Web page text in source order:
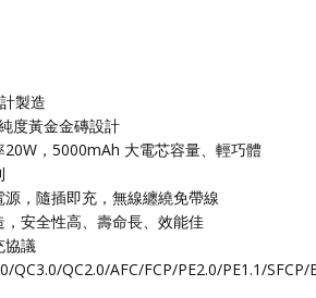
製造
度黃金金磚設計
20W，5000mAh 大電芯容量、輕巧體
，隨插即充，無線纏繞免帶線
，安全性高、壽命長、效能佳
協議
QC3.0/QC2.0/AFC/FCP/PE2.0/PE1.1/SFCP/